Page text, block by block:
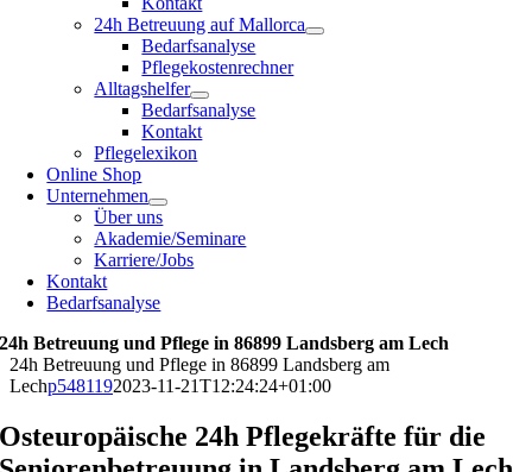
24h Betreuung auf Mallorca
Bedarfsanalyse
Pflegekostenrechner
Alltagshelfer
Bedarfsanalyse
Kontakt
Pflegelexikon
Online Shop
Unternehmen
Über uns
Akademie/Seminare
Karriere/Jobs
Kontakt
Bedarfsanalyse
24h Betreuung und Pflege in 86899 Landsberg am Lech
24h Betreuung und Pflege in 86899 Landsberg am
Lechp5481192023-11-21T12:24:24+01:00
Osteuropäische 24h Pflegekräfte für die